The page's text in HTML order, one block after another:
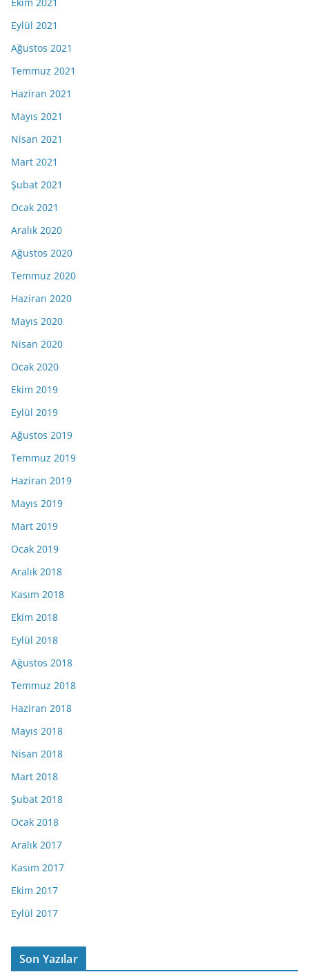
Eylül 2021
Ağustos 2021
Temmuz 2021
Haziran 2021
Mayıs 2021
Nisan 2021
Mart 2021
Şubat 2021
Ocak 2021
Aralık 2020
Ağustos 2020
Temmuz 2020
Haziran 2020
Mayıs 2020
Nisan 2020
Ocak 2020
Ekim 2019
Eylül 2019
Ağustos 2019
Temmuz 2019
Haziran 2019
Mayıs 2019
Mart 2019
Ocak 2019
Aralık 2018
Kasım 2018
Ekim 2018
Eylül 2018
Ağustos 2018
Temmuz 2018
Haziran 2018
Mayıs 2018
Nisan 2018
Mart 2018
Şubat 2018
Ocak 2018
Aralık 2017
Kasım 2017
Ekim 2017
Eylül 2017
Son Yazılar